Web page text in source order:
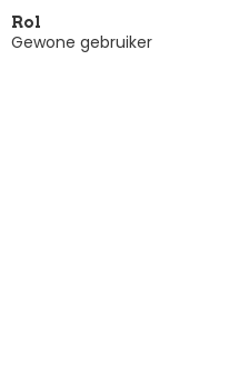
Rol
Gewone gebruiker